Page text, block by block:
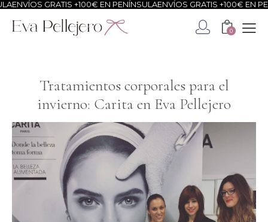
GRATIS +100€ EN PENÍNSULAENVÍOS GRATIS +100€ EN
0
Tratamientos corporales para el
invierno: Carita en Eva Pellejero